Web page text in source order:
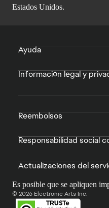
Estados Unidos.
Ayuda
Información legal y
Reembolsos
Responsabilidad social
Actualizaciones del
Es posible que se apliquen
© 2026 Electronic Arts Inc.